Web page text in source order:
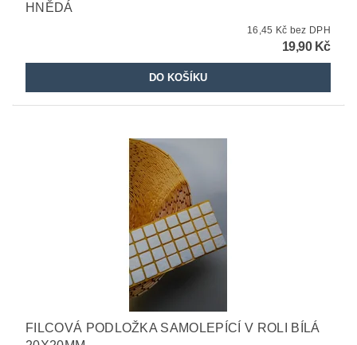
HNĚDÁ
16,45 Kč bez DPH
19,90 Kč
FILCOVÁ PODLOŽKA SAMOLEPÍCÍ V ROLI BÍLÁ